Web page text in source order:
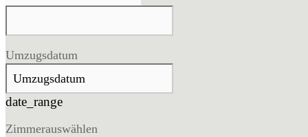
Umzugsdatum
date_range
Zimmerauswählen